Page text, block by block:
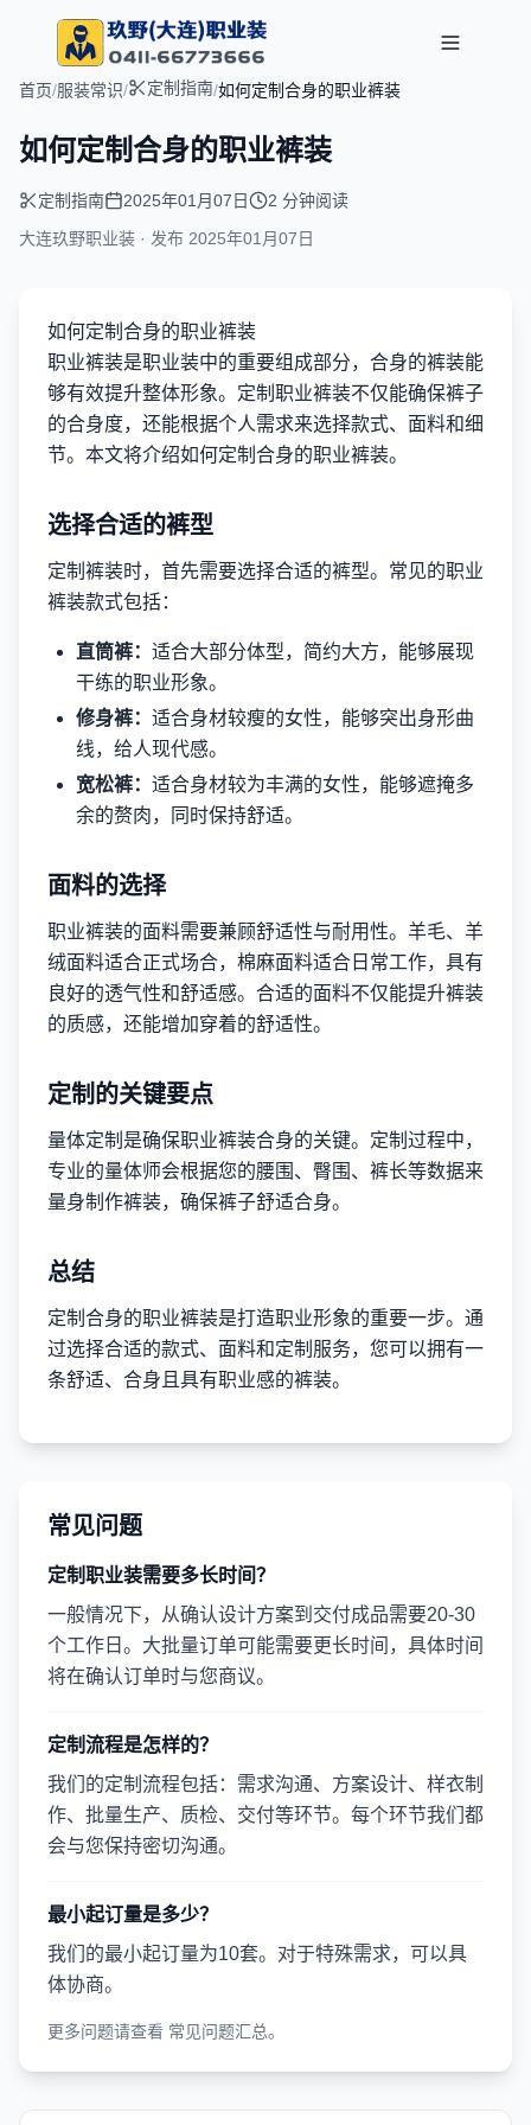
首页/服装常识/ 定制指南/如何定制合身的职业裤装
如何定制合身的职业裤装
定制指南 2025年01月07日
2 分钟阅读
大连玖野职业装 · 发布 2025年01月07日
如何定制合身的职业裤装
职业裤装是职业装中的重要组成部分，合身的裤装能
够有效提升整体形象。定制职业裤装不仅能确保裤子
的合身度，还能根据个人需求来选择款式、面料和细
节。本文将介绍如何定制合身的职业裤装。
选择合适的裤型
定制裤装时，首先需要选择合适的裤型。常见的职业
裤装款式包括：
直筒裤： 适合大部分体型，简约大方，能够展现
干练的职业形象。
修身裤： 适合身材较瘦的女性，能够突出身形曲
线，给人现代感。
宽松裤： 适合身材较为丰满的女性，能够遮掩多
余的赘肉，同时保持舒适。
面料的选择
职业裤装的面料需要兼顾舒适性与耐用性。羊毛、羊
绒面料适合正式场合，棉麻面料适合日常工作，具有
良好的透气性和舒适感。合适的面料不仅能提升裤装
的质感，还能增加穿着的舒适性。
定制的关键要点
量体定制是确保职业裤装合身的关键。定制过程中，
专业的量体师会根据您的腰围、臀围、裤长等数据来
量身制作裤装，确保裤子舒适合身。
总结
定制合身的职业裤装是打造职业形象的重要一步。通
过选择合适的款式、面料和定制服务，您可以拥有一
条舒适、合身且具有职业感的裤装。
常见问题
定制职业装需要多长时间？
一般情况下，从确认设计方案到交付成品需要20-30
个工作日。大批量订单可能需要更长时间，具体时间
将在确认订单时与您商议。
定制流程是怎样的？
我们的定制流程包括：需求沟通、方案设计、样衣制
作、批量生产、质检、交付等环节。每个环节我们都
会与您保持密切沟通。
最小起订量是多少？
我们的最小起订量为10套。对于特殊需求，可以具
体协商。
更多问题请查看 常见问题汇总。